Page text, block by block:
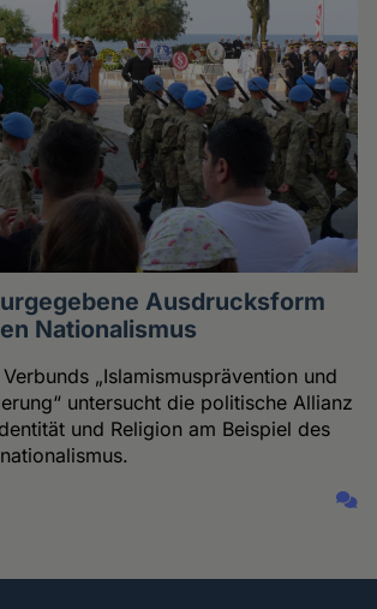
Ausdrucksform
Nationalismus
„Islamismusprävention und
untersucht die politische Allianz
und Religion am Beispiel des